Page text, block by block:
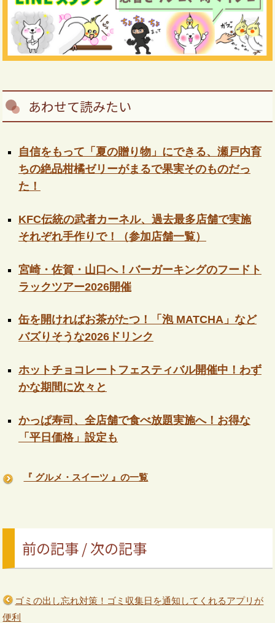
あわせて読みたい
自信をもって「夏の贈り物」にできる、瀬戸内育
ちの絶品柑橘ゼリーがまるで果実そのものだっ
た！
KFC伝統の武者カーネル、過去最多店舗で実施
それぞれ手作りで！（参加店舗一覧）
宮崎・佐賀・山口へ！バーガーキングのフードト
ラックツアー2026開催
缶を開ければお茶がたつ！「泡 MATCHA」など
バズりそうな2026ドリンク
ホットチョコレートフェスティバル開催中！わず
かな期間に次々と
かっぱ寿司、全店舗で食べ放題実施へ！お得な
「平日価格」設定も
『 グルメ・スイーツ 』の一覧
前の記事 / 次の記事
ゴミの出し忘れ対策！ゴミ収集日を通知してくれるアプリが
便利